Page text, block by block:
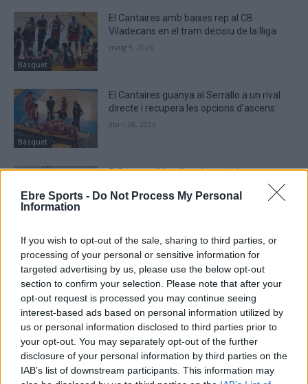
Ebre Sports - Do Not Process My Personal
Information
If you wish to opt-out of the sale, sharing to third parties, or
processing of your personal or sensitive information for
targeted advertising by us, please use the below opt-out
section to confirm your selection. Please note that after your
opt-out request is processed you may continue seeing
interest-based ads based on personal information utilized by
us or personal information disclosed to third parties prior to
your opt-out. You may separately opt-out of the further
disclosure of your personal information by third parties on the
IAB’s list of downstream participants. This information may
Bàsquet
El Cantaires amb baixes rep al CB
Viladecans en el tram decisiu de la lliga
maig 9, 2026
Bàsquet
El Cantaires guanya al Serrallo a un rival
directe i recupera les opcions d’ascens
abril 28, 2026
El Bàsquet Morell acaba amb la ratxa
abril 19, 2026
DEIXA UNA RESPOSTA